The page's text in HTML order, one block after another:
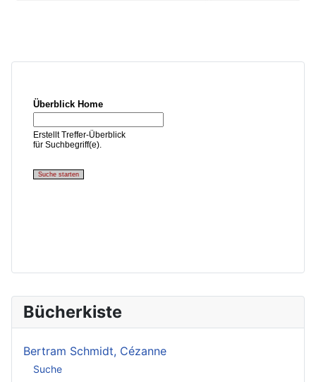
Bücherkiste
Bertram Schmidt, Cézanne
Suche